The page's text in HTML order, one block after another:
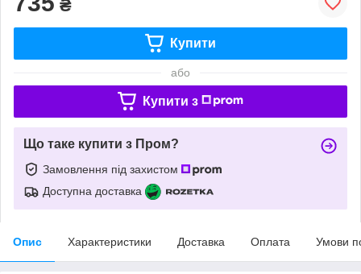
₴
Купити
або
Купити з
Що таке купити з Пром?
Замовлення під захистом
Доступна доставка
Опис Характеристики Доставка Оплата Умови